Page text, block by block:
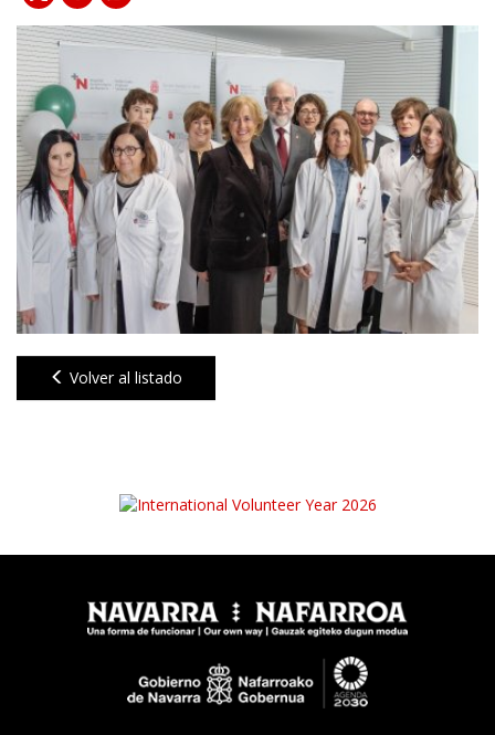
Volver al listado